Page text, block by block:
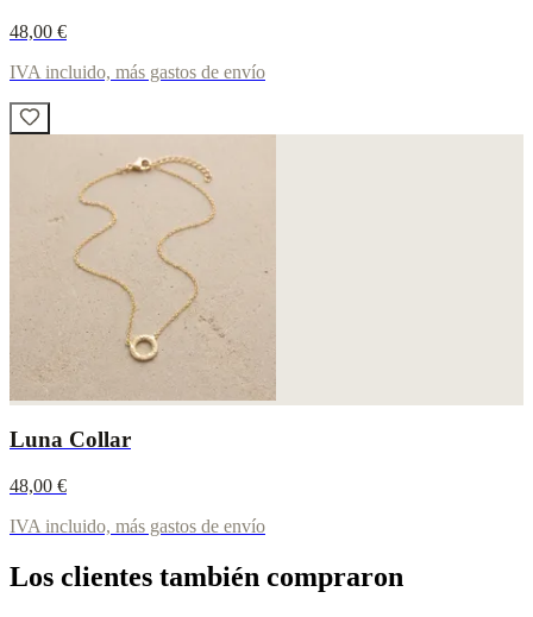
48,00 €
IVA incluido, más gastos de envío
Luna Collar
48,00 €
IVA incluido, más gastos de envío
Los clientes también compraron